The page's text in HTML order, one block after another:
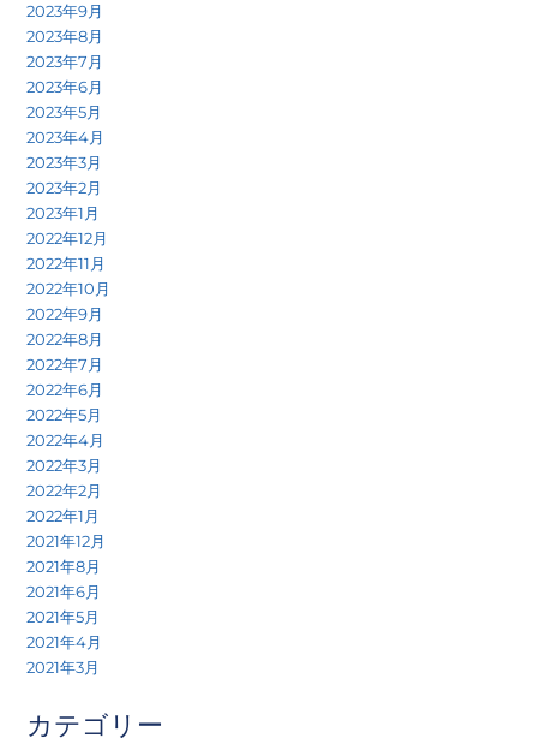
2023年9月
2023年8月
2023年7月
2023年6月
2023年5月
2023年4月
2023年3月
2023年2月
2023年1月
2022年12月
2022年11月
2022年10月
2022年9月
2022年8月
2022年7月
2022年6月
2022年5月
2022年4月
2022年3月
2022年2月
2022年1月
2021年12月
2021年8月
2021年6月
2021年5月
2021年4月
2021年3月
カテゴリー